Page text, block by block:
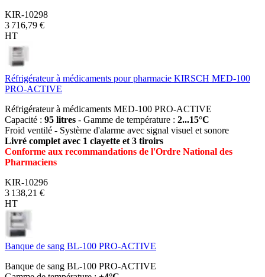
KIR-10298
3 716,79 €
HT
Réfrigérateur à médicaments pour pharmacie KIRSCH MED-100
PRO-ACTIVE
Réfrigérateur à médicaments MED-100 PRO-ACTIVE
Capacité : 95 litres - Gamme de température : 2...15°C
Froid ventilé - Système d'alarme avec signal visuel et sonore
Livré complet avec 1 clayette et 3 tiroirs
Conforme aux recommandations de l'Ordre National des
Pharmaciens
KIR-10296
3 138,21 €
HT
Banque de sang BL-100 PRO-ACTIVE
Banque de sang BL-100 PRO-ACTIVE